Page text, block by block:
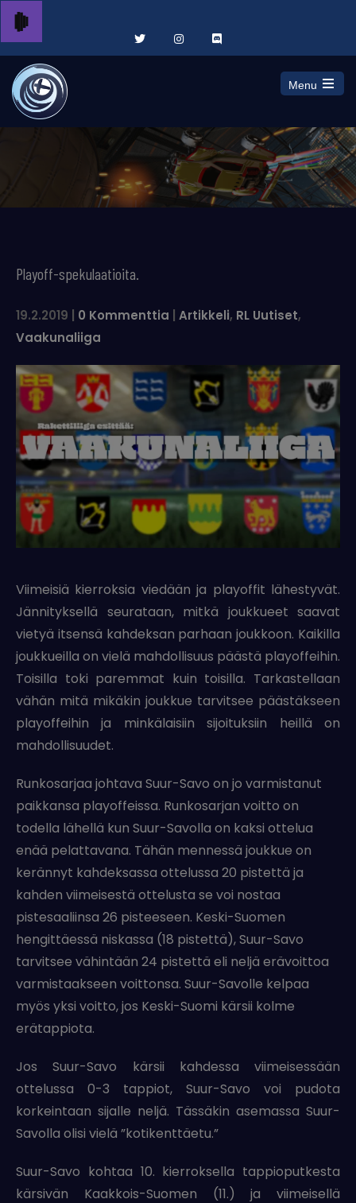
Menu
Open
menu
Playoff-spekulaatioita.
19.2.2019 0 Kommenttia Artikkeli, RL Uutiset,
Vaakunaliiga
Viimeisiä kierroksia viedään ja playoffit lähestyvät.
Jännityksellä seurataan, mitkä joukkueet saavat
vietyä itsensä kahdeksan parhaan joukkoon. Kaikilla
joukkueilla on vielä mahdollisuus päästä playoffeihin.
Toisilla toki paremmat kuin toisilla. Tarkastellaan
vähän mitä mikäkin joukkue tarvitsee päästäkseen
playoffeihin ja minkälaisiin sijoituksiin heillä on
mahdollisuudet.
Runkosarjaa johtava Suur-Savo on jo varmistanut
paikkansa playoffeissa. Runkosarjan voitto on
todella lähellä kun Suur-Savolla on kaksi ottelua
enää pelattavana. Tähän mennessä joukkue on
kerännyt kahdeksassa ottelussa 20 pistettä ja
kahden viimeisestä ottelusta se voi nostaa
pistesaaliinsa 26 pisteeseen. Keski-Suomen
hengittäessä niskassa (18 pistettä), Suur-Savo
tarvitsee vähintään 24 pistettä eli neljä erävoittoa
varmistaakseen voittonsa. Suur-Savolle kelpaa
myös yksi voitto, jos Keski-Suomi kärsii kolme
erätappiota.
Jos Suur-Savo kärsii kahdessa viimeisessään
ottelussa 0-3 tappiot, Suur-Savo voi pudota
korkeintaan sijalle neljä. Tässäkin asemassa Suur-
Savolla olisi vielä ”kotikenttäetu.”
Suur-Savo kohtaa 10. kierroksella tappioputkesta
kärsivän Kaakkois-Suomen (11.) ja viimeisellä